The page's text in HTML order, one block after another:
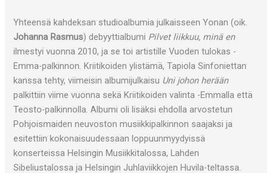
Yhteensä kahdeksan studioalbumia julkaisseen Yonan (oik.
Johanna Rasmus) debyyttialbumi Pilvet liikkuu, minä en
ilmestyi vuonna 2010, ja se toi artistille Vuoden tulokas -
Emma-palkinnon. Kriitikoiden ylistämä, Tapiola Sinfoniettan
kanssa tehty, viimeisin albumijulkaisu Uni johon herään
palkittiin viime vuonna sekä Kriitikoiden valinta -Emmalla että
Teosto-palkinnolla. Albumi oli lisäksi ehdolla arvostetun
Pohjoismaiden neuvoston musiikkipalkinnon saajaksi ja
esitettiin kokonaisuudessaan loppuunmyydyissä
konserteissa Helsingin Musiikkitalossa, Lahden
Sibeliustalossa ja Helsingin Juhlaviikkojen Huvila-teltassa.